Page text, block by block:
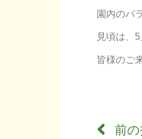
園内のバ
見頃は、
皆様のご
前